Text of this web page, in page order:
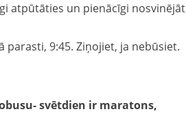
atpūtāties un pienācīgi nosvinējāt
parasti, 9:45. Ziņojiet, ja nebūsiet.
svētdien ir maratons,